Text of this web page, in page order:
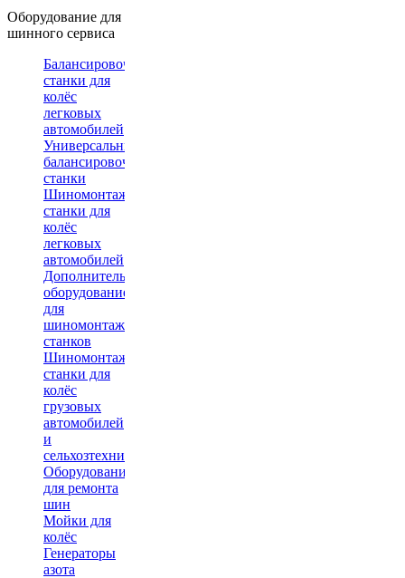
Оборудование для
шинного сервиса
Балансировочные
станки для
колёс
легковых
автомобилей
Универсальные
балансировочные
станки
Шиномонтажные
станки для
колёс
легковых
автомобилей
Дополнительное
оборудование
для
шиномонтажных
станков
Шиномонтажные
станки для
колёс
грузовых
автомобилей
и
сельхозтехники
Оборудование
для ремонта
шин
Мойки для
колёс
Генераторы
азота